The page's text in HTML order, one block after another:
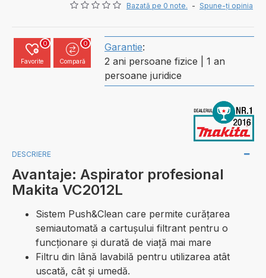
Bazată pe 0 note. - Spune-ţi opinia
Favorite
0
Compară
0 Garantie:
2 ani persoane fizice | 1 an
persoane juridice
DESCRIERE
Avantaje: Aspirator profesional
Makita VC2012L
Sistem Push&Clean care permite curățarea
semiautomată a cartușului filtrant pentru o
funcționare și durată de viață mai mare
Filtru din lână lavabilă pentru utilizarea atât
uscată, cât și umedă.